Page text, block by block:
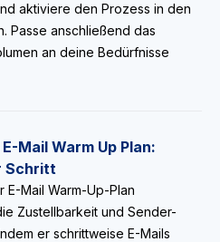
aktiviere den Prozess in den
Passe anschließend das
an deine Bedürfnisse
Mail Warm Up Plan:
Schritt
E-Mail Warm-Up-Plan
Zustellbarkeit und Sender-
er schrittweise E-Mails